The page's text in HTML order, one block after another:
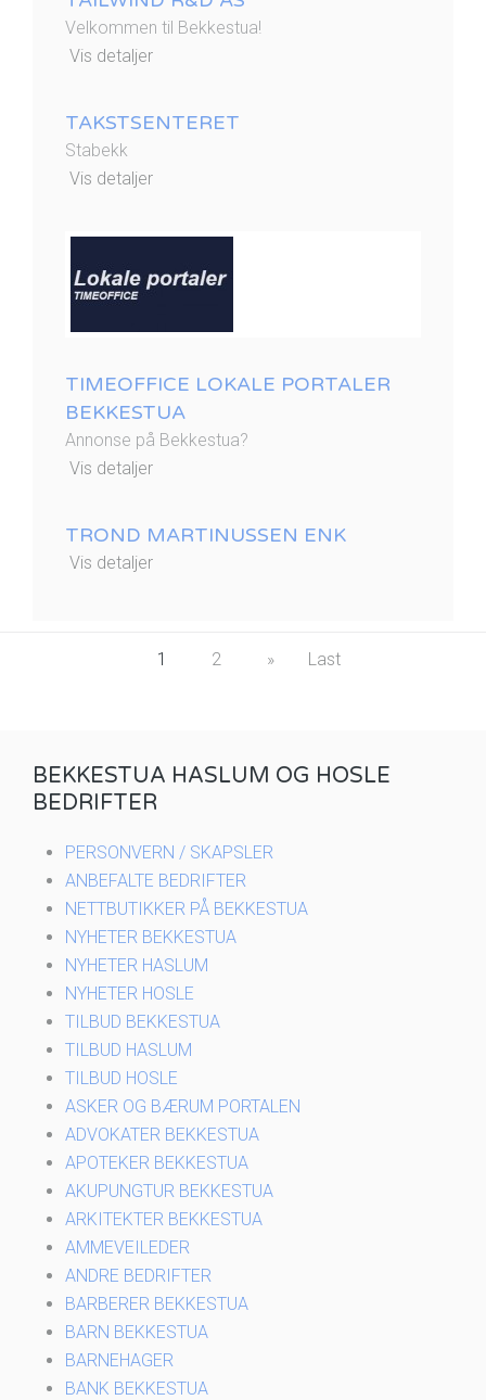
Velkommen til Bekkestua!
Vis detaljer
TAKSTSENTERET
Stabekk
Vis detaljer
TIMEOFFICE LOKALE PORTALER
BEKKESTUA
Annonse på Bekkestua?
Vis detaljer
TROND MARTINUSSEN ENK
Vis detaljer
1 2 » Last
BEKKESTUA HASLUM OG HOSLE
BEDRIFTER
PERSONVERN / SKAPSLER
ANBEFALTE BEDRIFTER
NETTBUTIKKER PÅ BEKKESTUA
NYHETER BEKKESTUA
NYHETER HASLUM
NYHETER HOSLE
TILBUD BEKKESTUA
TILBUD HASLUM
TILBUD HOSLE
ASKER OG BÆRUM PORTALEN
ADVOKATER BEKKESTUA
APOTEKER BEKKESTUA
AKUPUNGTUR BEKKESTUA
ARKITEKTER BEKKESTUA
AMMEVEILEDER
ANDRE BEDRIFTER
BARBERER BEKKESTUA
BARN BEKKESTUA
BARNEHAGER
BANK BEKKESTUA